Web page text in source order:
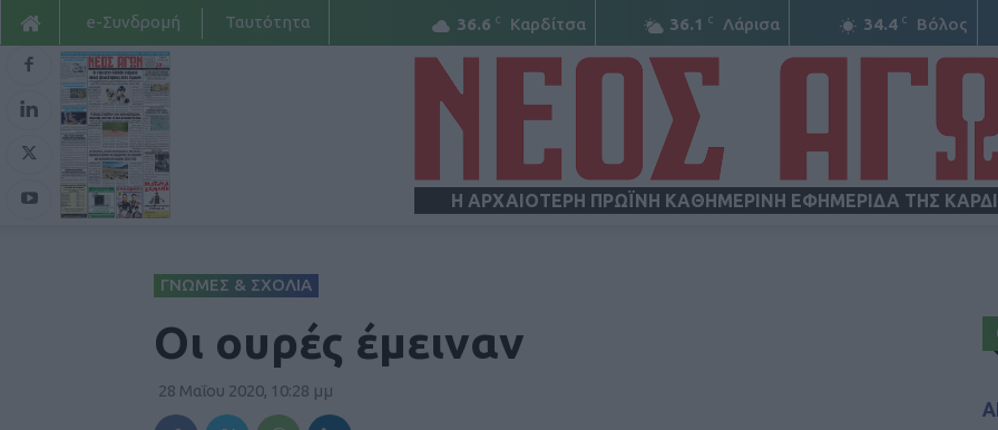
36.6 C Καρδίτσα 36.1 C Λάρισα 34.4 C Βόλος
e-Συνδρομή Ταυτότητα
Η ΑΡΧΑΙΟΤΕΡΗ ΠΡΩΪΝΗ ΚΑΘΗΜΕΡΙΝΗ ΕΦΗΜΕΡΙΔΑ ΤΗΣ
ΓΝΩΜΕΣ & ΣΧΟΛΙΑ
Οι ουρές έμειναν
28 Μαΐου 2020, 10:28 μμ